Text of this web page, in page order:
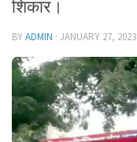
शिकार।
BYADMIN · JANUARY 27, 2023